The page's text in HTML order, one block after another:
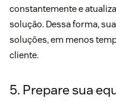
constantemente e
solução. Dessa forma,
soluções, em menos
cliente.
5. Prepare sua